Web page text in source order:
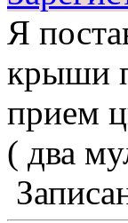
Я
крыши
прием
( два